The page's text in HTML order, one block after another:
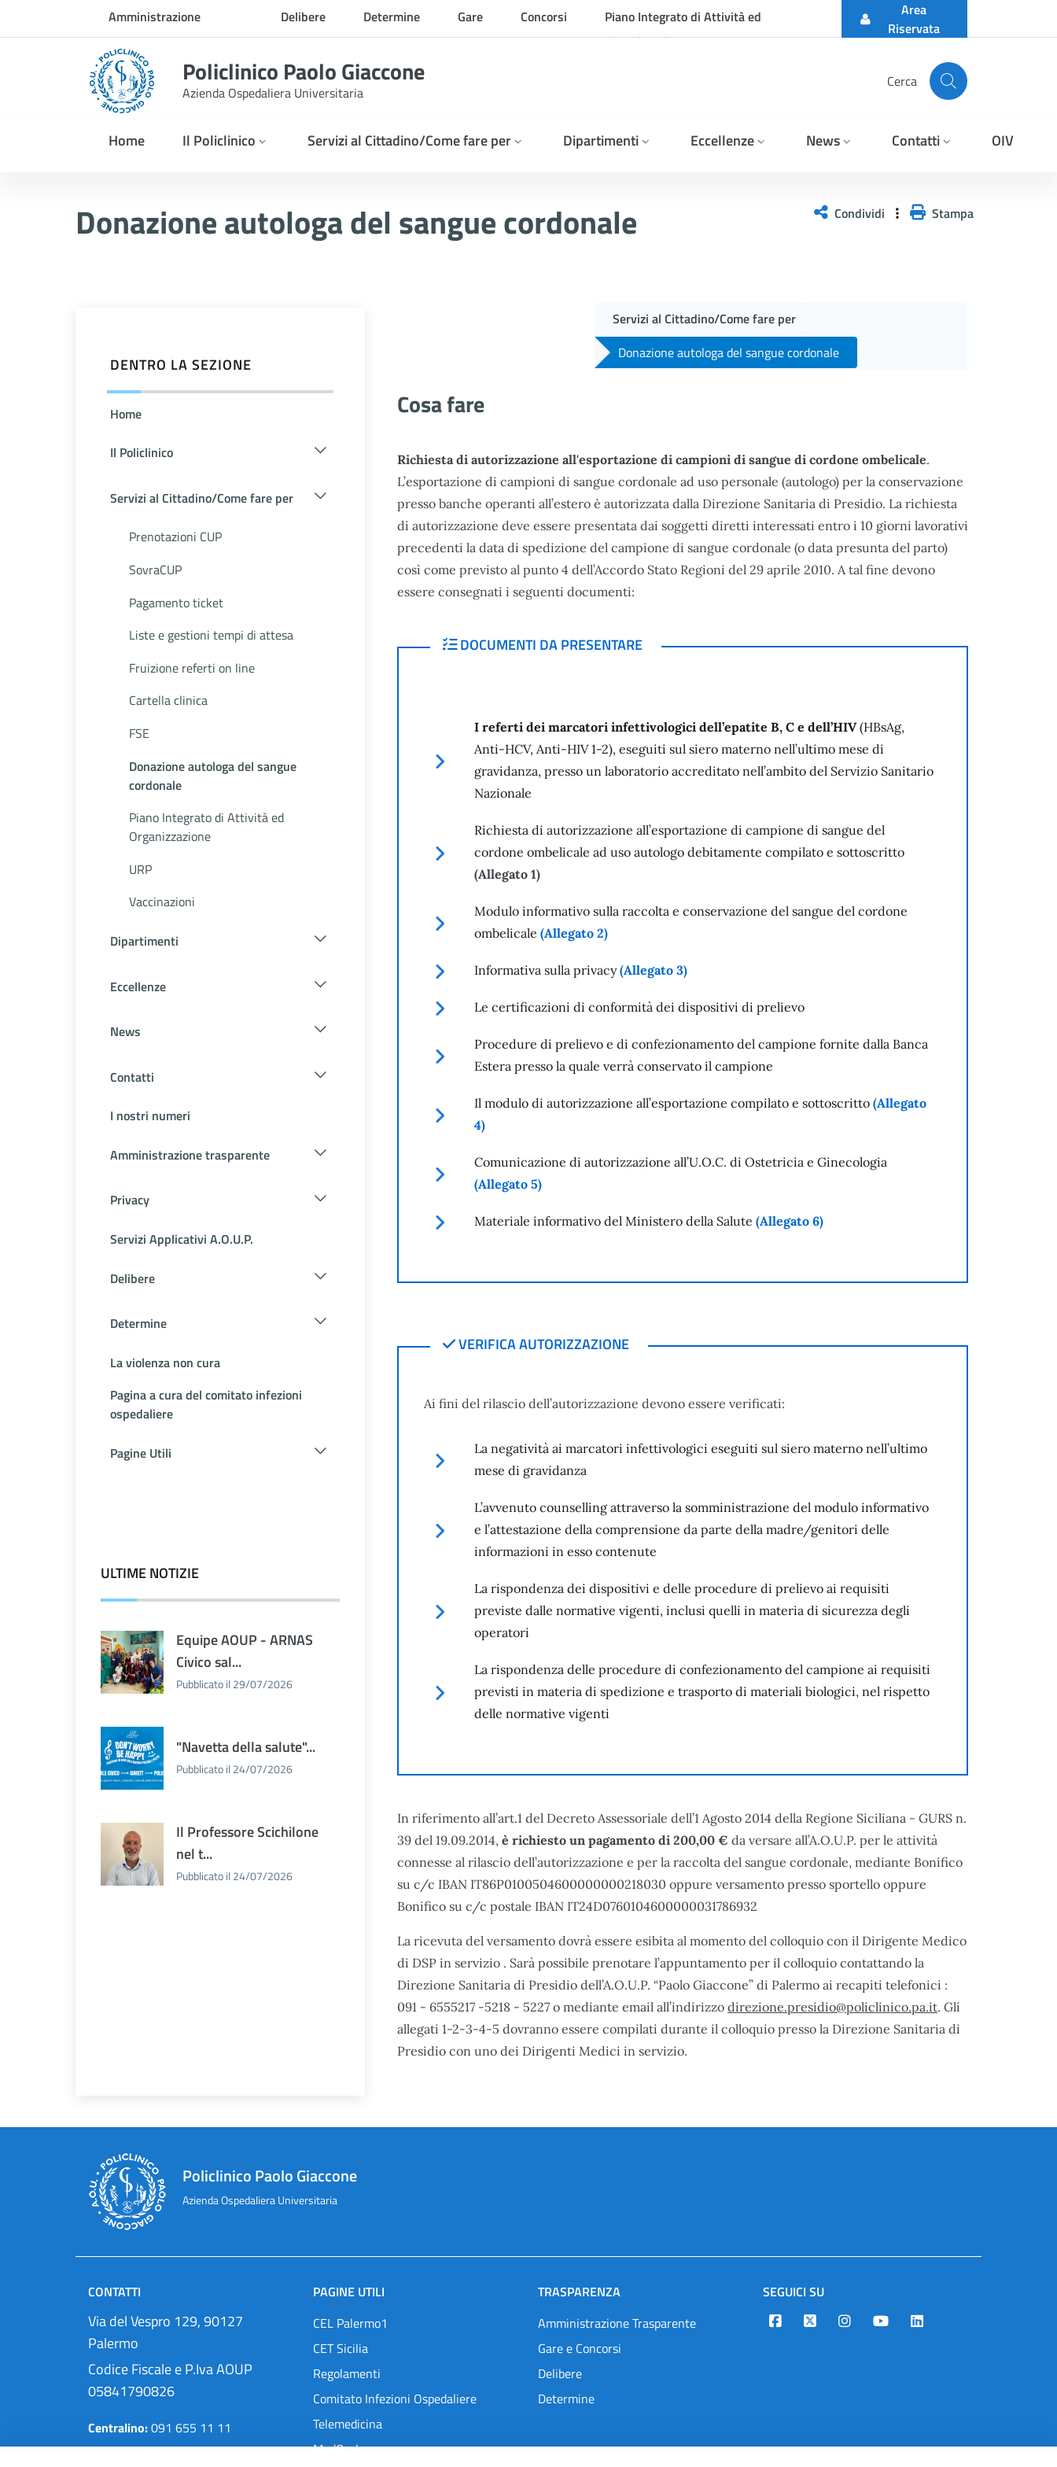
Skip to Main ContentAmministrazione
trasparente
Delibere Determine Gare Concorsi
Piano Integrato di Attività ed
Organizzazione
Area
Riservata
Policlinico Paolo Giaccone
Azienda Ospedaliera Universitaria
Cerca
Home Il Policlinico Servizi al Cittadino/Come fare per Dipartimenti Eccellenze News Contatti OIV
Donazione autologa del sangue cordonale Condividi Stampa
DENTRO LA SEZIONE
Home
Il Policlinico
Servizi al Cittadino/Come fare per
Prenotazioni CUP
SovraCUP
Pagamento ticket
Liste e gestioni tempi di attesa
Fruizione referti on line
Cartella clinica
FSE
Donazione autologa del sangue
cordonale
Piano Integrato di Attività ed
Organizzazione
URP
Vaccinazioni
Dipartimenti
Eccellenze
News
Contatti
I nostri numeri
Amministrazione trasparente
Privacy
Servizi Applicativi A.O.U.P.
Delibere
Determine
La violenza non cura
Pagina a cura del comitato infezioni
ospedaliere
Pagine Utili
ULTIME NOTIZIE
Equipe AOUP - ARNAS
Civico sal...
Pubblicato il 29/07/2026
"Navetta della salute"...
Pubblicato il 24/07/2026
Il Professore Scichilone
nel t...
Pubblicato il 24/07/2026
Servizi al Cittadino/Come fare per
Donazione autologa del sangue cordonale
Cosa fare
Richiesta di autorizzazione all'esportazione di campioni di sangue di cordone ombelicale.
L’esportazione di campioni di sangue cordonale ad uso personale (autologo) per la conservazione
presso banche operanti all’estero è autorizzata dalla Direzione Sanitaria di Presidio. La richiesta
di autorizzazione deve essere presentata dai soggetti diretti interessati entro i 10 giorni lavorativi
precedenti la data di spedizione del campione di sangue cordonale (o data presunta del parto)
così come previsto al punto 4 dell’Accordo Stato Regioni del 29 aprile 2010. A tal fine devono
essere consegnati i seguenti documenti:
DOCUMENTI DA PRESENTARE
DOCUMENTI DA PRESENTARE
I referti dei marcatori infettivologici dell’epatite B, C e dell’HIV(HBsAg,
Anti-HCV, Anti-HIV 1-2), eseguiti sul siero materno nell’ultimo mese di
gravidanza, presso un laboratorio accreditato nell’ambito del Servizio Sanitario
Nazionale
Richiesta di autorizzazione all’esportazione di campione di sangue del
cordone ombelicale ad uso autologo debitamente compilato e sottoscritto
(Allegato 1)
Modulo informativo sulla raccolta e conservazione del sangue del cordone
ombelicale (Allegato 2)
Informativa sulla privacy(Allegato 3)
Le certificazioni di conformità dei dispositivi di prelievo
Procedure di prelievo e di confezionamento del campione fornite dalla Banca
Estera presso la quale verrà conservato il campione
Il modulo di autorizzazione all’esportazione compilato e sottoscritto (Allegato
4)
Comunicazione di autorizzazione all’U.O.C. di Ostetricia e Ginecologia
(Allegato 5)
Materiale informativo del Ministero della Salute (Allegato 6)
VERIFICA AUTORIZZAZIONE
VERIFICA AUTORIZZAZIONE
Ai fini del rilascio dell’autorizzazione devono essere verificati:
La negatività ai marcatori infettivologici eseguiti sul siero materno nell’ultimo
mese di gravidanza
L’avvenuto counselling attraverso la somministrazione del modulo informativo
e l’attestazione della comprensione da parte della madre/genitori delle
informazioni in esso contenute
La rispondenza dei dispositivi e delle procedure di prelievo ai requisiti
previste dalle normative vigenti, inclusi quelli in materia di sicurezza degli
operatori
La rispondenza delle procedure di confezionamento del campione ai requisiti
previsti in materia di spedizione e trasporto di materiali biologici, nel rispetto
delle normative vigenti
In riferimento all’art.1 del Decreto Assessoriale dell’1 Agosto 2014 della Regione Siciliana - GURS n.
39 del 19.09.2014, è richiesto un pagamento di 200,00 € da versare all’A.O.U.P. per le attività
connesse al rilascio dell’autorizzazione e per la raccolta del sangue cordonale, mediante Bonifico
su c/c IBAN IT86P0100504600000000218030 oppure versamento presso sportello oppure
Bonifico su c/c postale IBAN IT24D0760104600000031786932
La ricevuta del versamento dovrà essere esibita al momento del colloquio con il Dirigente Medico
di DSP in servizio . Sarà possibile prenotare l’appuntamento per il colloquio contattando la
Direzione Sanitaria di Presidio dell’A.O.U.P. “Paolo Giaccone” di Palermo ai recapiti telefonici :
091 - 6555217 -5218 - 5227 o mediante email all’indirizzo direzione.presidio@policlinico.pa.it. Gli
allegati 1-2-3-4-5 dovranno essere compilati durante il colloquio presso la Direzione Sanitaria di
Presidio con uno dei Dirigenti Medici in servizio.
Policlinico Paolo Giaccone
Azienda Ospedaliera Universitaria
CONTATTI
Via del Vespro 129, 90127
Palermo
Codice Fiscale e P.Iva AOUP
05841790826
Centralino:091 655 11 11
Pec:protocollo@cert.policlinico.pa.it
PAGINE UTILI
CEL Palermo1
CET Sicilia
Regolamenti
Comitato Infezioni Ospedaliere
Telemedicina
MedOral
TRASPARENZA
Amministrazione Trasparente
Gare e Concorsi
Delibere
Determine
SEGUICI SU
Designers Italia
TwitterInstagramYoutubeLinkedin